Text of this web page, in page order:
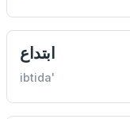
ابتداع
ibtida'